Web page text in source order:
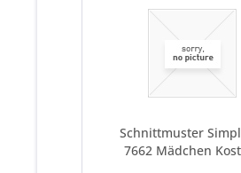
Schnittmuster
7662 Mädchen